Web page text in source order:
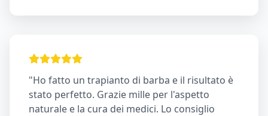
"Ho fatto un trapianto di barba e il risultato è
stato perfetto. Grazie mille per l'aspetto
naturale e la cura dei medici. Lo consiglio